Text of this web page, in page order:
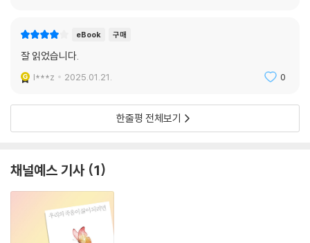
음을 이해하는 일은 삶을 이해하는 일이다. 그 어느 때보다도 죽음에 관한
돌봄의 윤리에 대해 더 깊이 생각하는 시간을 가질 수 있을 것이다.
아니라고. 존엄한 삶과 죽음이 무엇인지 끊임없이 묻는 과정에, 그리고 두
툼한 생각으로 채워진 해답지를 만드는 데 이 책이 조금이라도 보탬이 되
eBook 구매
잘 읽었습니다.
l***z 2025.01.21. 0
한줄평 전체보기
채널예스 기사 1